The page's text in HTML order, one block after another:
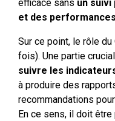
efficace sans un
et des
Sur ce point, le rôle
fois). Une partie
suivre les
à produire des
recommandations
En ce sens, il doit être